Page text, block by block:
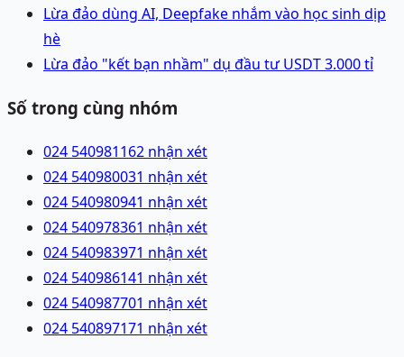
Lừa đảo dùng AI, Deepfake nhắm vào học sinh dịp
hè
Lừa đảo "kết bạn nhầm" dụ đầu tư USDT 3.000 tỉ
Số trong cùng nhóm
024 540981162 nhận xét
024 540980031 nhận xét
024 540980941 nhận xét
024 540978361 nhận xét
024 540983971 nhận xét
024 540986141 nhận xét
024 540987701 nhận xét
024 540897171 nhận xét